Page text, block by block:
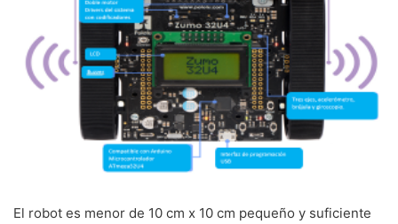
El robot es menor de 10 cm x 10 cm pequeño y suficiente